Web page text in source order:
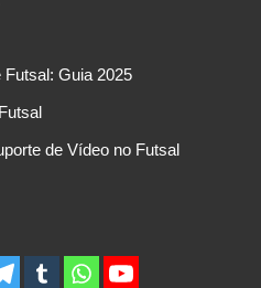
Guia 2025
de Vídeo no Futsal